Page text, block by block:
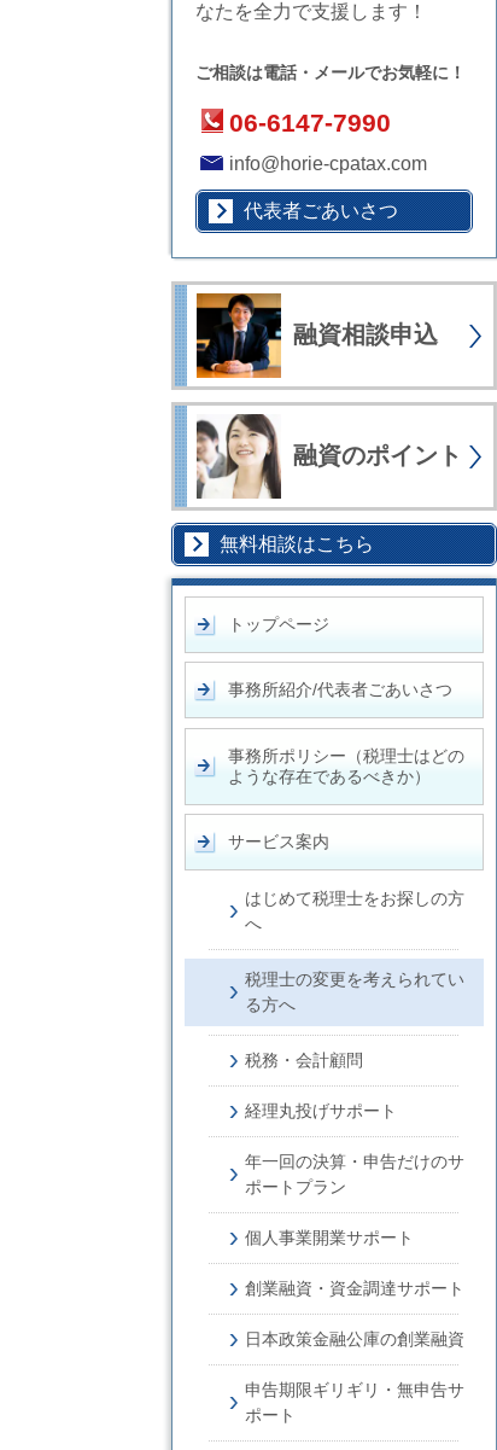
なたを全力で支援します！
ご相談は電話・メールでお気軽に！
06-6147-7990
info@horie-cpatax.com
代表者ごあいさつ
融資相談申込
融資のポイント
無料相談はこちら
トップページ
事務所紹介/代表者ごあいさつ
事務所ポリシー（税理士はどの
ような存在であるべきか）
サービス案内
はじめて税理士をお探しの方
へ
税理士の変更を考えられてい
る方へ
税務・会計顧問
経理丸投げサポート
年一回の決算・申告だけのサ
ポートプラン
個人事業開業サポート
創業融資・資金調達サポート
日本政策金融公庫の創業融資
申告期限ギリギリ・無申告サ
ポート